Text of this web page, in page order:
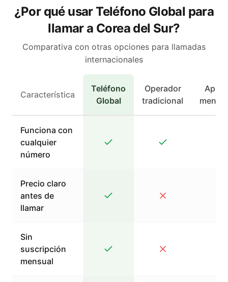
¿Por qué usar Teléfono Global para
llamar a Corea del Sur?
Comparativa con otras opciones para llamadas
internacionales
Característica
Teléfono
Global
Operador
tradicional
Apps
Funciona con
cualquier
número
Precio claro
antes de
llamar
Sin
suscripción
mensual